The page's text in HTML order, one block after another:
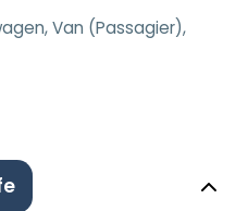
Van (Passagier),